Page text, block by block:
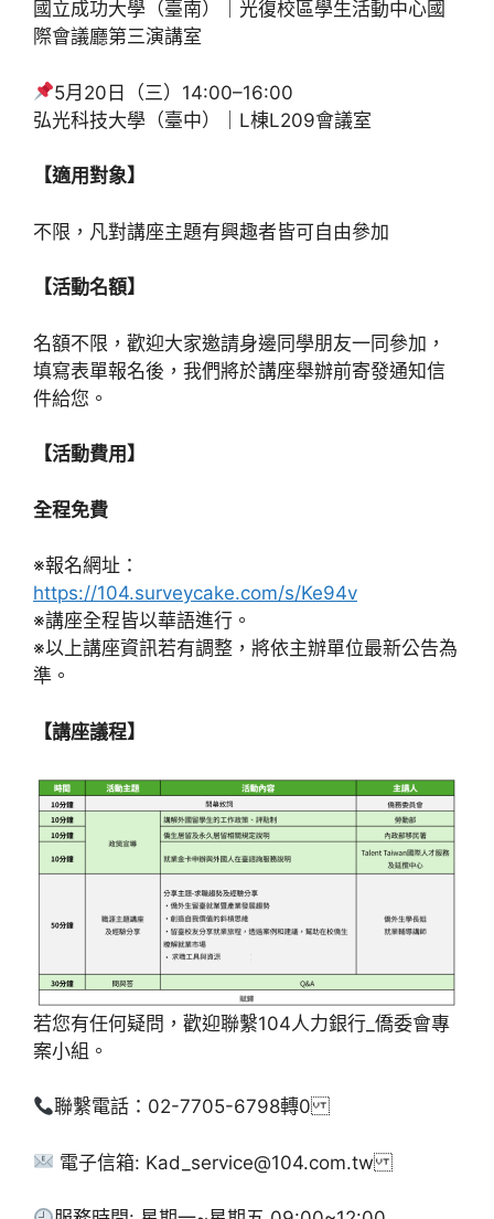
國立成功大學（臺南）｜光復校區學生活動中心國
際會議廳第三演講室
5月20日（三）14:00–16:00
弘光科技大學（臺中）｜L棟L209會議室
【適用對象】
不限，凡對講座主題有興趣者皆可自由參加
【活動名額】
名額不限，歡迎大家邀請身邊同學朋友一同參加，
填寫表單報名後，我們將於講座舉辦前寄發通知信
件給您。
【活動費用】
全程免費
※報名網址：
https://104.surveycake.com/s/Ke94v
※講座全程皆以華語進行。
※以上講座資訊若有調整，將依主辦單位最新公告為
準。
【講座議程】
若您有任何疑問，歡迎聯繫104人力銀行_僑委會專
案小組。
聯繫電話：02-7705-6798轉0
電子信箱: Kad_service@104.com.tw